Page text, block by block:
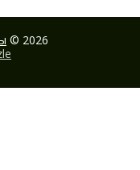
© 2026